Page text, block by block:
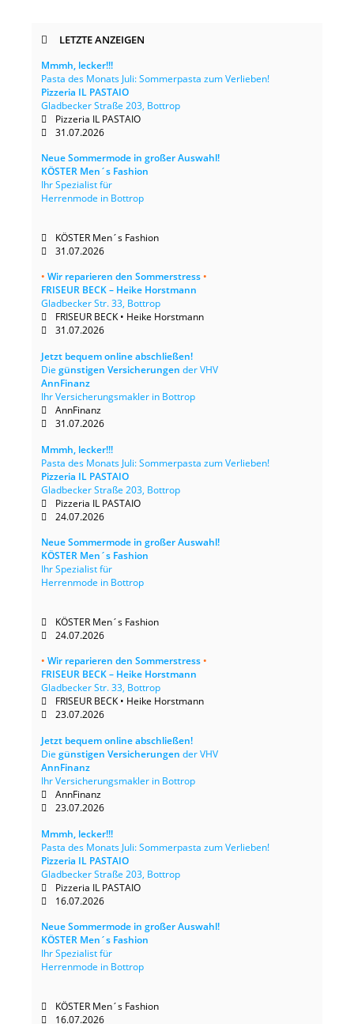
LETZTE ANZEIGEN
Mmmh, lecker!!!
Pasta des Monats Juli: Sommerpasta zum Verlieben!
Pizzeria IL PASTAIO
Gladbecker Straße 203, Bottrop
Pizzeria IL PASTAIO
31.07.2026
Neue Sommermode in großer Auswahl!
KÖSTER Men´s Fashion
Ihr Spezialist für
Herrenmode in Bottrop
KÖSTER Men´s Fashion
31.07.2026
• Wir reparieren den Sommerstress•
FRISEUR BECK – Heike Horstmann
Gladbecker Str. 33, Bottrop
FRISEUR BECK • Heike Horstmann
31.07.2026
Jetzt bequem online abschließen!
Die günstigen Versicherungen der VHV
AnnFinanz
Ihr Versicherungsmakler in Bottrop
AnnFinanz
31.07.2026
Mmmh, lecker!!!
Pasta des Monats Juli: Sommerpasta zum Verlieben!
Pizzeria IL PASTAIO
Gladbecker Straße 203, Bottrop
Pizzeria IL PASTAIO
24.07.2026
Neue Sommermode in großer Auswahl!
KÖSTER Men´s Fashion
Ihr Spezialist für
Herrenmode in Bottrop
KÖSTER Men´s Fashion
24.07.2026
• Wir reparieren den Sommerstress•
FRISEUR BECK – Heike Horstmann
Gladbecker Str. 33, Bottrop
FRISEUR BECK • Heike Horstmann
23.07.2026
Jetzt bequem online abschließen!
Die günstigen Versicherungen der VHV
AnnFinanz
Ihr Versicherungsmakler in Bottrop
AnnFinanz
23.07.2026
Mmmh, lecker!!!
Pasta des Monats Juli: Sommerpasta zum Verlieben!
Pizzeria IL PASTAIO
Gladbecker Straße 203, Bottrop
Pizzeria IL PASTAIO
16.07.2026
Neue Sommermode in großer Auswahl!
KÖSTER Men´s Fashion
Ihr Spezialist für
Herrenmode in Bottrop
KÖSTER Men´s Fashion
16.07.2026